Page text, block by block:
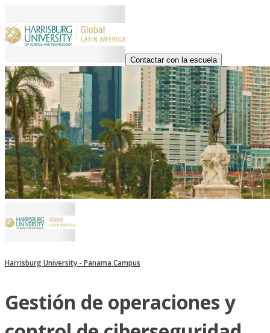
Contactar con la escuela
Harrisburg University - Panama Campus
Gestión de operaciones y